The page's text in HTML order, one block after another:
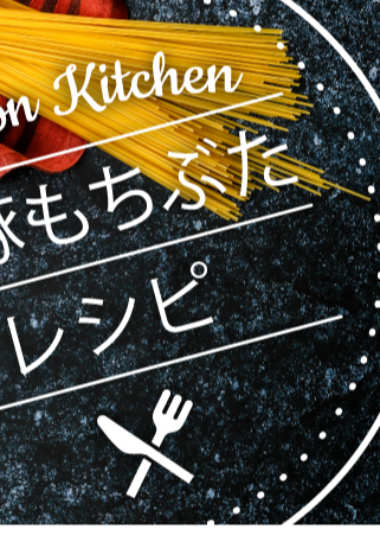
肩ロース モモ
ベーコン ウィンナ ソ
精肉のギフト 精肉と加工品
のギフト